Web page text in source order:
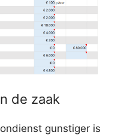
de zaak
gunstiger is